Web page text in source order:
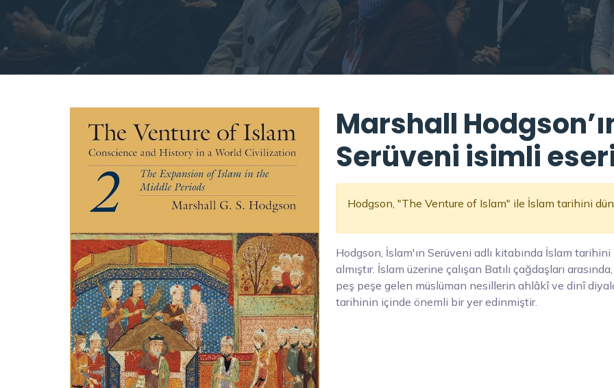
Marshall
Serüveni isimli
Hodgson, "The Venture of Islam" ile İslam tarihini
Hodgson, İslam'ın Serüveni adlı kitabında İslam
almıştır. İslam üzerine çalışan Batılı çağdaşları
peş peşe gelen müslüman nesillerin ahlâkî ve dinî
tarihinin içinde önemli bir yer edinmiştir.